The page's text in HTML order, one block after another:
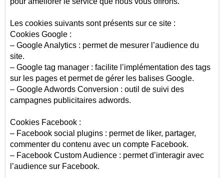
Les cookies suivants sont présents sur ce site :
Cookies Google :
– Google Analytics : permet de mesurer l’audience du
site.
– Google tag manager : facilite l’implémentation des tags
sur les pages et permet de gérer les balises Google.
– Google Adwords Conversion : outil de suivi des
campagnes publicitaires adwords.
Cookies Facebook :
– Facebook social plugins : permet de liker, partager,
commenter du contenu avec un compte Facebook.
– Facebook Custom Audience : permet d’interagir avec
l’audience sur Facebook.